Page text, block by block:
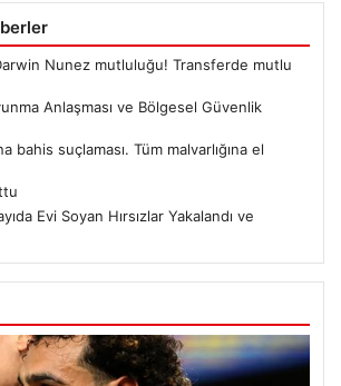
Nunez mutluluğu! Transferde mutlu
Anlaşması ve Bölgesel Güvenlik
bahis suçlaması. Tüm malvarlığına el
Evi Soyan Hırsızlar Yakalandı ve